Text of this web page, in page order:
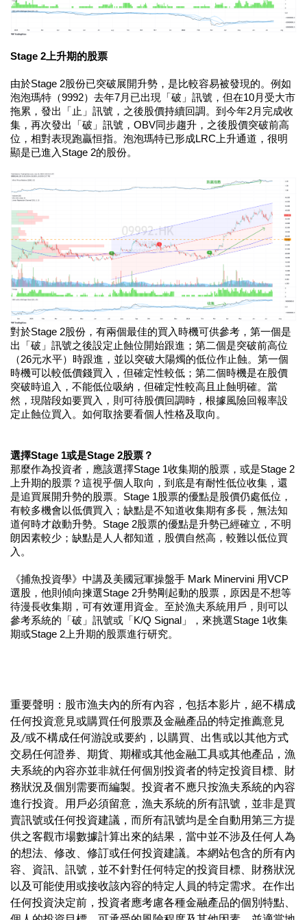
Stage 2上升期的股票
由於Stage 2股份已突破展開升勢，是比較容易被發現的。例如
泡泡瑪特（9992）去年7月已出現「破」訊號，但在10月受大市
拖累，發出「止」訊號，之後股價持續回調。到今年2月完成收
集，再次發出「破」訊號，OBV同步趨升，之後股價突破前高
位，相對表現跑贏恒指。泡泡瑪特已形成LRC上升通道，很明
顯是已進入Stage 2的股份。
對於Stage 2股份，有兩個最佳的買入時機可供參考，第一個是
出「破」訊號之後設定止蝕位開始跟進；第二個是突破前高位
（26元水平）時跟進，並以突破大陽燭的低位作止蝕。第一個
時機可以較低價錢買入，但確定性較低；第二個時機是在股價
突破時追入，不能低位吸納，但確定性較高且止蝕明確。當
然，現階段如要買入，則可待股價回調時，根據風險回報率設
定止蝕位買入。如何取捨要看個人性格及取向。
選擇Stage 1或是Stage 2股票？
那麼作為投資者，應該選擇Stage 1收集期的股票，或是Stage 2
上升期的股票？這視乎個人取向，到底是有耐性低位收集，還
是追買展開升勢的股票。Stage 1股票的優點是股價仍處低位，
有較多機會以低價買入；缺點是不知道收集期有多長，無法知
道何時才啟動升勢。Stage 2股票的優點是升勢已經確立，不明
朗因素較少；缺點是人人都知道，股價自然高，較難以低位買
入。
《捕魚投資學》中講及美國冠軍操盤手 Mark Minervini 用VCP
選股，他則傾向揀選Stage 2升勢剛起動的股票，原因是不想等
待漫長收集期，可有效運用資金。至於漁夫系統用戶，則可以
參考系統的「破」訊號或「K/Q Signal」，來挑選Stage 1收集
期或Stage 2上升期的股票進行研究。
重要聲明：股市漁夫內的所有內容，包括本影片，絕不構成
任何投資意見或購買任何股票及金融產品的特定推薦意見
及/或不構成任何游說或要約，以購買、出售或以其他方式
交易任何證券、期貨、期權或其他金融工具或其他產品，漁
夫系統的內容亦並非就任何個別投資者的特定投資目標、財
務狀況及個別需要而編製。投資者不應只按漁夫系統的內容
進行投資。用戶必須留意，漁夫系統的所有訊號，並非是買
賣訊號或任何投資建議，而所有訊號均是全自動用第三方提
供之客觀市場數據計算出來的結果，當中並不涉及任何人為
的想法、修改、修訂或任何投資建議。本網站包含的所有內
容、資訊、訊號，並不針對任何特定的投資目標、財務狀況
以及可能使用或接收該內容的特定人員的特定需求。在作出
任何投資決定前，投資者應考慮各種金融產品的個別特點、